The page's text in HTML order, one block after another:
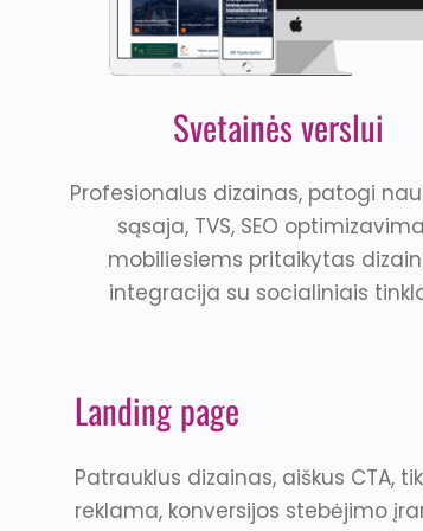
Svetainės verslui
Profesionalus dizainas, patogi
sąsaja, TVS, SEO
mobiliesiems pritaikytas
integracija su socialiniais
Landing page
Patrauklus dizainas, aiškus CTA,
reklama, konversijos stebėjimo